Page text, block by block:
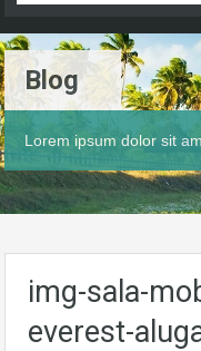
Blog
Lorem ipsum dolor sit
img-sala-
everest-